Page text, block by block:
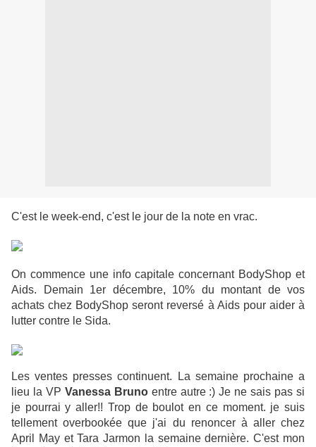
C'est le week-end, c'est le jour de la note en vrac.
On commence une info capitale concernant BodyShop et
Aids. Demain 1er décembre, 10% du montant de vos
achats chez BodyShop seront reversé à Aids pour aider à
lutter contre le Sida.
Les ventes presses continuent. La semaine prochaine a
lieu la VP Vanessa Brunoentre autre :) Je ne sais pas si
je pourrai y aller!! Trop de boulot en ce moment. je suis
tellement overbookée que j'ai du renoncer à aller chez
April May et Tara Jarmon la semaine dernière. C'est mon